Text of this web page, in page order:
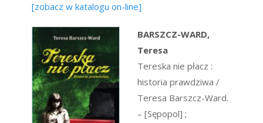
[zobacz w katalogu on-line]
BARSZCZ-WARD,
Teresa
Tereska nie płacz :
historia prawdziwa /
Teresa Barszcz-Ward.
– [Sępopol] ;